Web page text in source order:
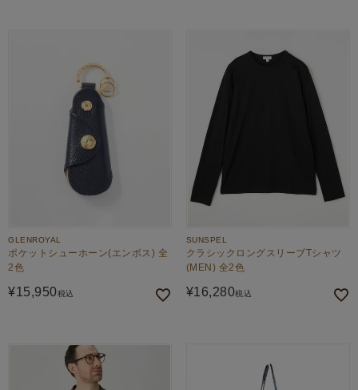
GLENROYAL
ポケットシューホーン(エンボス) 全
2色
¥15,950税込
SUNSPEL
クラシックロングスリーブTシャツ
(MEN) 全2色
¥16,280税込